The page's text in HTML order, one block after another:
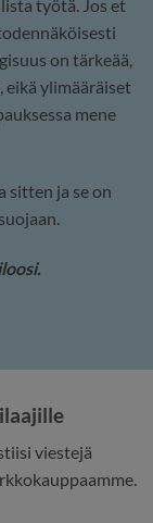
työtä. Jos et
on tärkeää,
eikä ylimääräiset
mene
sitten ja se on
viestejä